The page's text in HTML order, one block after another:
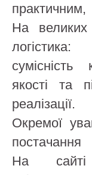
На великих
сумісність
якості та
реалізації.
Окремої
постачання
На